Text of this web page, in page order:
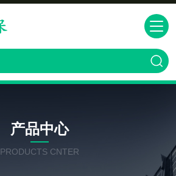
产品中心
PRODUCTS CNTER